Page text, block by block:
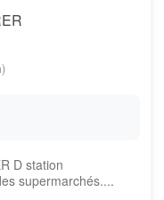
D station
supermarchés....